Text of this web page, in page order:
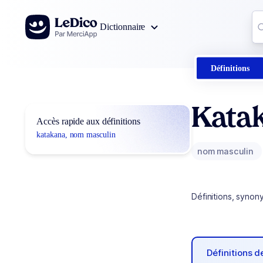
Aller au contenu
Dictionnaire
Définitions
Accès rapide aux définitions
katakana, nom masculin
nom masculin
Définitions,
Définitions